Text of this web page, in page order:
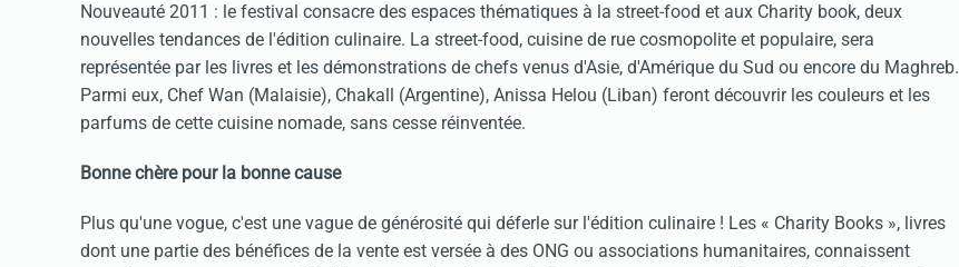
Nouveauté 2011 : le festival consacre des espaces thématiques à la street-food et aux Charity book, deux
nouvelles tendances de l'édition culinaire. La street-food, cuisine de rue cosmopolite et populaire, sera
représentée par les livres et les démonstrations de chefs venus d'Asie, d'Amérique du Sud ou encore du Maghreb.
Parmi eux, Chef Wan (Malaisie), Chakall (Argentine), Anissa Helou (Liban) feront découvrir les couleurs et les
parfums de cette cuisine nomade, sans cesse réinventée.
Bonne chère pour la bonne cause
Plus qu'une vogue, c'est une vague de générosité qui déferle sur l'édition culinaire ! Les « Charity Books », livres
dont une partie des bénéfices de la vente est versée à des ONG ou associations humanitaires, connaissent